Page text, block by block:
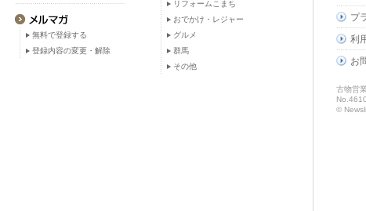
無料で登録する
登録内容の変更・解除
リフォームこまち
おでかけ・レジャー
グルメ
群馬
その他
プ
利
お
古物営
©